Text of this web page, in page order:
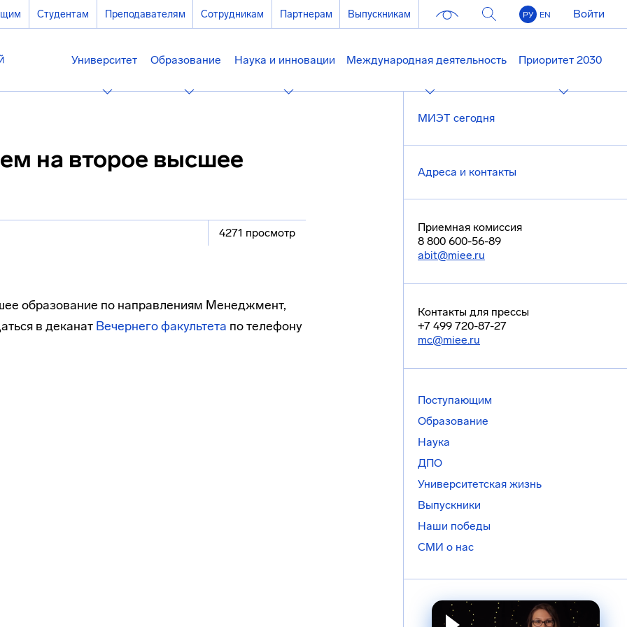
Студентам Преподавателям Сотрудникам Партнерам Выпускникам РУ EN Войти
Университет Образование Наука и инновации Международная деятельность Приоритет 2030
на второе высшее
4271 просмотр
образование по направлениям Менеджмент,
в деканат Вечернего факультета по телефону
МИЭТ сегодня
Адреса и контакты
Приемная комиссия
8 800 600-56-89
abit@miee.ru
Контакты для прессы
+7 499 720-87-27
mc@miee.ru
Поступающим
Образование
Наука
ДПО
Университетская жизнь
Выпускники
Наши победы
СМИ о нас